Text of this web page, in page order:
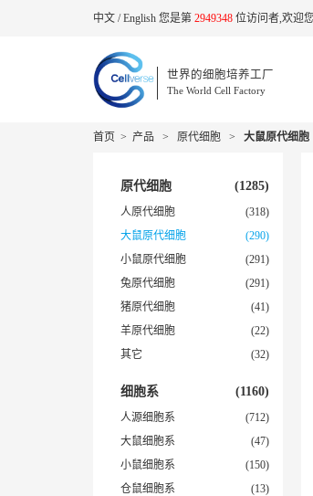
中文 /English 您是第 2949348 位访问者,欢迎您
世界的细胞培养工厂
The World Cell Factory
首页 > 产品 > 原代细胞 > 大鼠原代细胞
原代细胞 (1285)
人原代细胞
(318)
大鼠原代细胞
(290)
小鼠原代细胞
(291)
兔原代细胞
(291)
猪原代细胞
(41)
羊原代细胞
(22)
其它
(32)
细胞系 (1160)
人源细胞系
(712)
大鼠细胞系
(47)
小鼠细胞系
(150)
仓鼠细胞系
(13)